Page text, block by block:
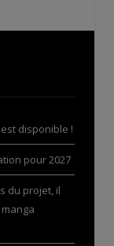
disponible !
pour 2027
du projet, il